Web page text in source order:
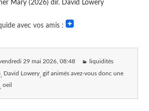
Mary (2026) dir. David Lowery
avec vos amis :
29 mai 2026, 08:48 liquidités
David Lowery gif animés avez-vous donc une
oeil